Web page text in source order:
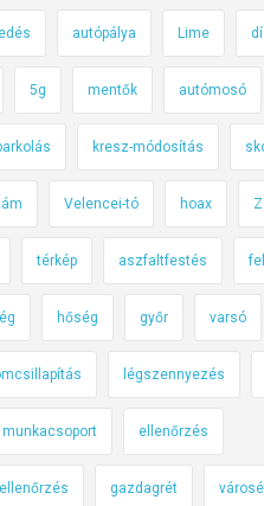
autópálya Lime
5g mentők autómosó
kresz-módosítás
Velencei-tó hoax
térkép aszfaltfestés
hőség győr varsó
légszennyezés
munkacsoport ellenőrzés
gazdagrét